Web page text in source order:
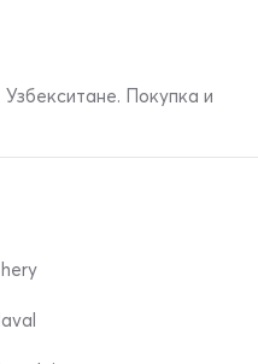
Покупка и